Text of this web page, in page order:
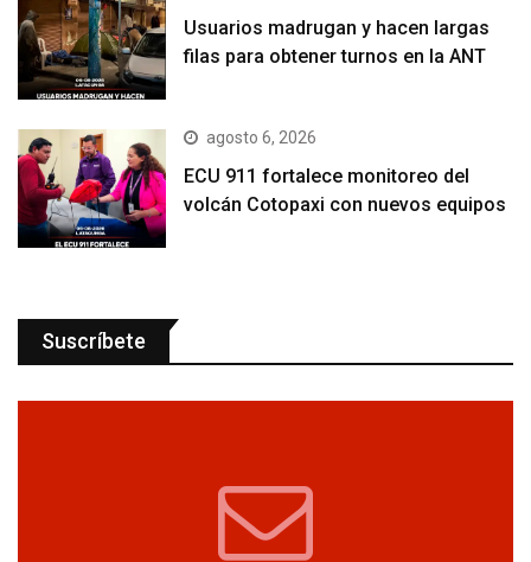
Usuarios madrugan y hacen largas
filas para obtener turnos en la ANT
agosto 6, 2026
ECU 911 fortalece monitoreo del
volcán Cotopaxi con nuevos equipos
Suscríbete